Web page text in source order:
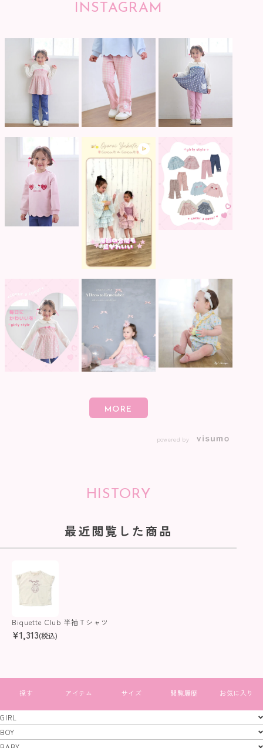
INSTAGRAM
powered by
HISTORY
最近閲覧した商品
Biquette Club 半袖Ｔシャツ
¥1,313(税込)
すべて見る
GIRL
BOY
GIRL
BOY